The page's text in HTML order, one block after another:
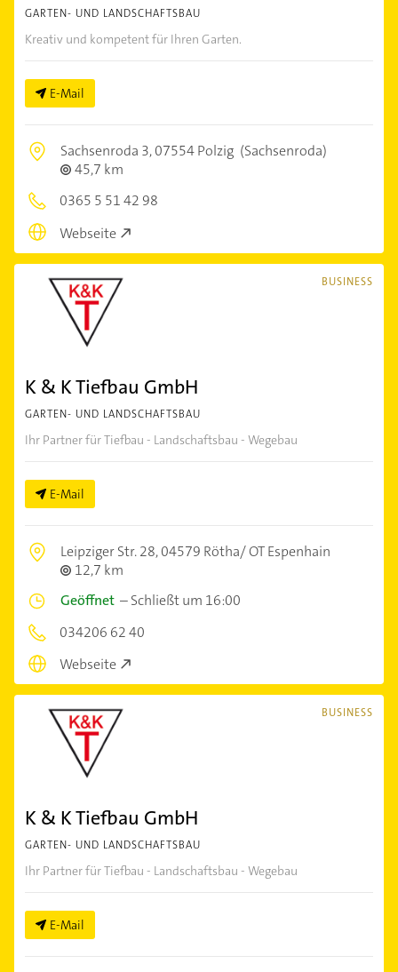
GARTEN- UND LANDSCHAFTSBAU
Kreativ und kompetent für Ihren Garten.
E-Mail
Sachsenroda 3,07554 Polzig (Sachsenroda)
45,7 km
0365 5 51 42 98
Webseite
BUSINESS
K & K Tiefbau GmbH
GARTEN- UND LANDSCHAFTSBAU
Ihr Partner für Tiefbau - Landschaftsbau - Wegebau
E-Mail
Leipziger Str. 28,04579 Rötha/ OT Espenhain
12,7 km
Geöffnet –Schließt um 16:00
034206 62 40
Webseite
BUSINESS
K & K Tiefbau GmbH
GARTEN- UND LANDSCHAFTSBAU
Ihr Partner für Tiefbau - Landschaftsbau - Wegebau
E-Mail